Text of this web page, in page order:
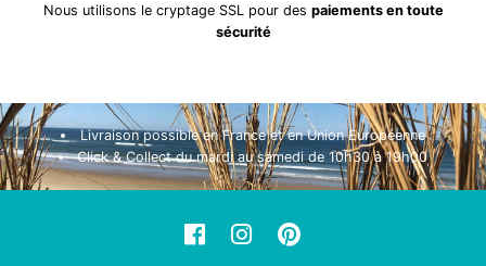
Nous utilisons le cryptage SSL pour des paiements en toute
sécurité
Livraison possible en France et en Union Européenne
Click & Collect du mardi au samedi de 10h30 à 19h00